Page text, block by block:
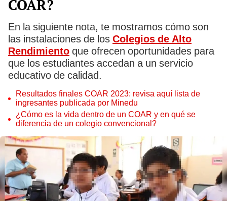
COAR?
En la siguiente nota, te mostramos cómo son
las instalaciones de los Colegios de Alto
Rendimiento que ofrecen oportunidades para
que los estudiantes accedan a un servicio
educativo de calidad.
Resultados finales COAR 2023: revisa aquí lista de
ingresantes publicada por Minedu
¿Cómo es la vida dentro de un COAR y en qué se
diferencia de un colegio convencional?